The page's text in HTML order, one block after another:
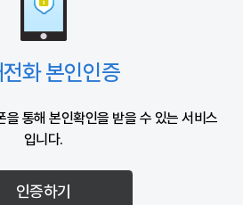
화 본인인증
을 통해 본인확인을 받을 수 있는 서비스
입니다.
인증하기